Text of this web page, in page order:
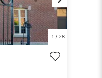
Next
1/ 28